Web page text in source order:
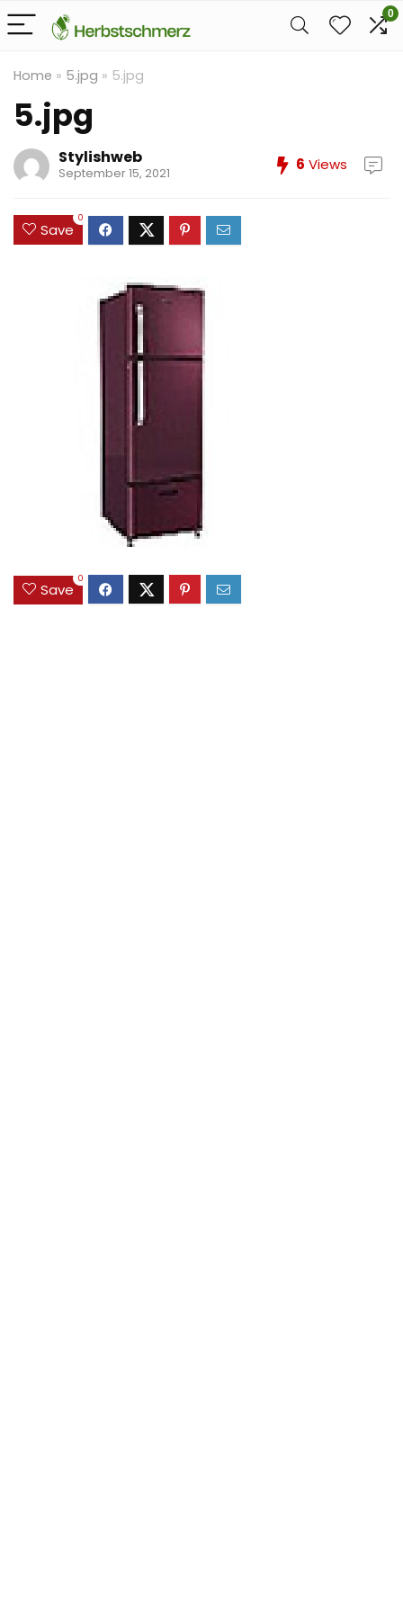
0
Home » 5.jpg » 5.jpg
5.jpg
Stylishweb
September 15, 2021 6 Views
Save
0
Save
0